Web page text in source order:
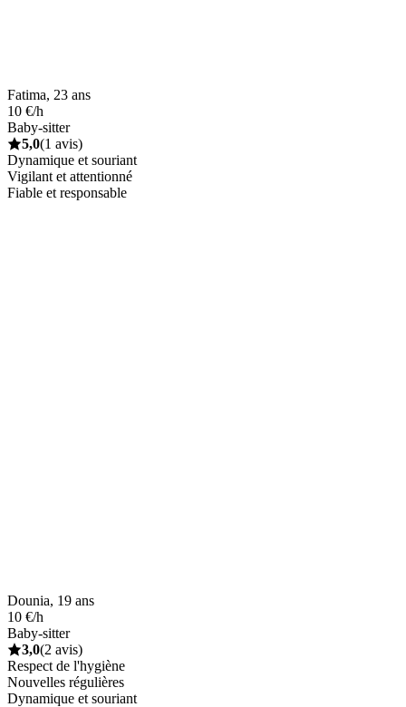
Fatima, 23 ans
10 €/h
Baby-sitter
5,0(1 avis)
Dynamique et souriant
Vigilant et attentionné
Fiable et responsable
Dounia, 19 ans
10 €/h
Baby-sitter
3,0(2 avis)
Respect de l'hygiène
Nouvelles régulières
Dynamique et souriant